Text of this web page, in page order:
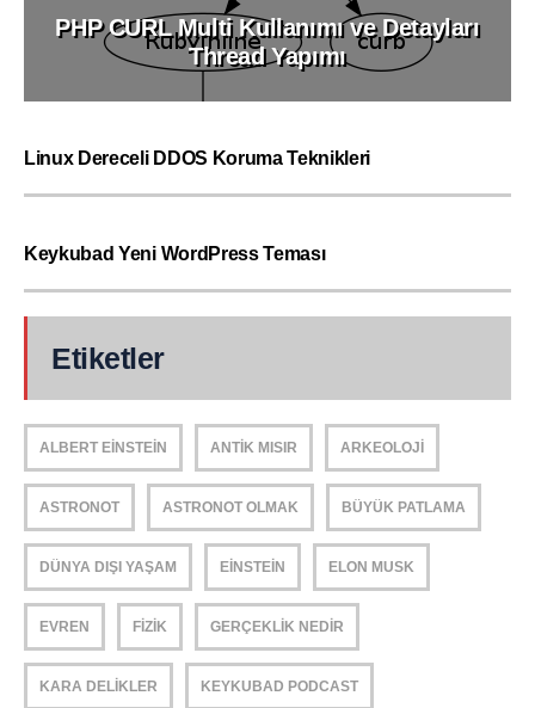
PHP CURL Multi Kullanımı ve Detayları
Thread Yapımı
Linux Dereceli DDOS Koruma Teknikleri
Keykubad Yeni WordPress Teması
Etiketler
ALBERT EINSTEIN ANTIK MISIR ARKEOLOJI
ASTRONOT ASTRONOT OLMAK BÜYÜK PATLAMA
DÜNYA DIŞI YAŞAM EINSTEIN ELON MUSK
EVREN FIZIK GERÇEKLIK NEDIR
KARA DELIKLER KEYKUBAD PODCAST